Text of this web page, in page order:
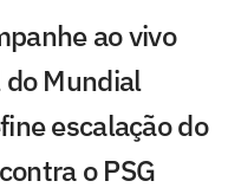
ao vivo
Mundial
escalação do
o PSG